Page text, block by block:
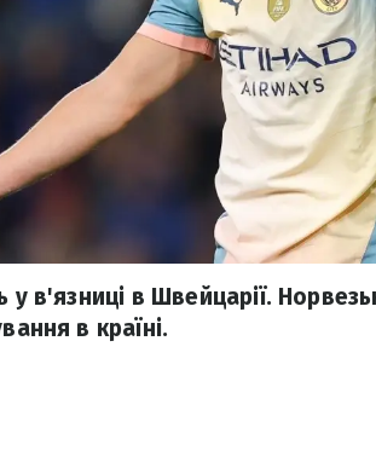
в'язниці в Швейцарії.
в країні.